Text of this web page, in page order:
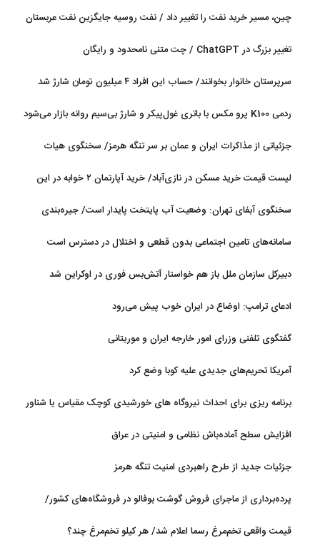
چین، مسیر خرید نفت را تغییر داد / نفت روسیه جایگزین نفت عربستان
تغییر بزرگ در ChatGPT / چت متنی نامحدود و رایگان
سرپرستان خانوار بخوانند/ حساب این افراد ۴ میلیون تومان شارژ شد
ردمی K100 پرو مکس با باتری غول‌پیکر و شارژ بی‌سیم روانه بازار می‌شود
جزئیاتی از مذاکرات ایران و عمان بر سر تنگه هرمز/ سخنگوی هیات
رئیسه مجلس: بیانیه‌ای شامل تصحیح مسیر تردد دریایی در تنگه، در
لیست قیمت خرید مسکن در نازی‌آباد/ خرید آپارتمان ۲ خوابه در این
منطقه چقدر سرمایه نیاز دارد؟ + جدول مردادماه ۱۴۰۵
سخنگوی آبفای تهران: وضعیت آب پایتخت پایدار است/ جیره‌بندی
سامانه‌های تامین اجتماعی بدون قطعی و اختلال در دسترس است
دبیرکل سازمان ملل باز هم خواستار آتش‌بس فوری در اوکراین شد
ادعای ترامپ: اوضاع در ایران خوب پیش می‌رود
گفتگوی تلفنی وزرای امور خارجه ایران و موریتانی
آمریکا تحریم‌های جدیدی علیه کوبا وضع کرد
برنامه ریزی برای احداث نیروگاه های خورشیدی کوچک مقیاس یا شناور
روی آب در مازندران
افزایش سطح آماده‌باش نظامی و امنیتی در عراق
جزئیات جدید از طرح راهبردی امنیت تنگه هرمز
پرده‌برداری از ماجرای فروش گوشت بوفالو در فروشگاه‌های کشور/
گوشت بوفالو از کجا وارد می‌شود؟/ هر کیلو بوفالو با چه قیمتی به فروش
قیمت واقعی تخم‌مرغ رسما اعلام شد/ هر کیلو تخم‌مرغ چند؟